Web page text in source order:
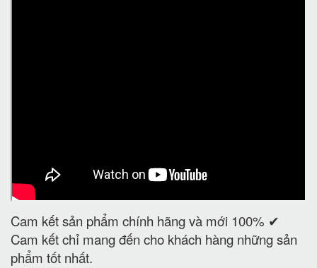
Cam kết sản phẩm chính hãng và mới 100% ✔
Cam kết chỉ mang đến cho khách hàng những sản
phẩm tốt nhất.